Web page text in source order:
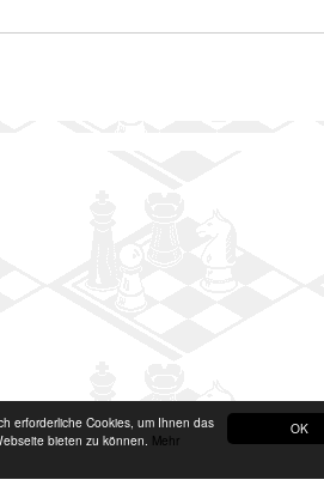
OK
erforderliche Cookies, um Ihnen das
bieten zu können. Mehr